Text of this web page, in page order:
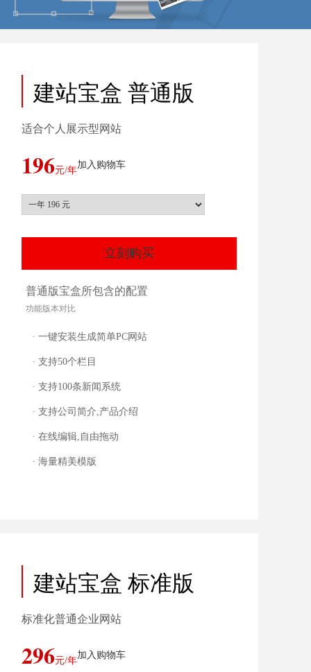
建站宝盒 普通版
适合个人展示型网站
196元/年
加入购物车
立刻购买
普通版宝盒所包含的配置
功能版本对比
· 一键安装生成简单PC网站
· 支持50个栏目
· 支持100条新闻系统
· 支持公司简介,产品介绍
· 在线编辑,自由拖动
· 海量精美模版
建站宝盒 标准版
标准化普通企业网站
296元/年
加入购物车